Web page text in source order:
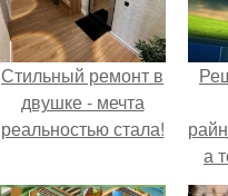
Стильный ремонт в
двушке - мечта
реальностью стала!
а